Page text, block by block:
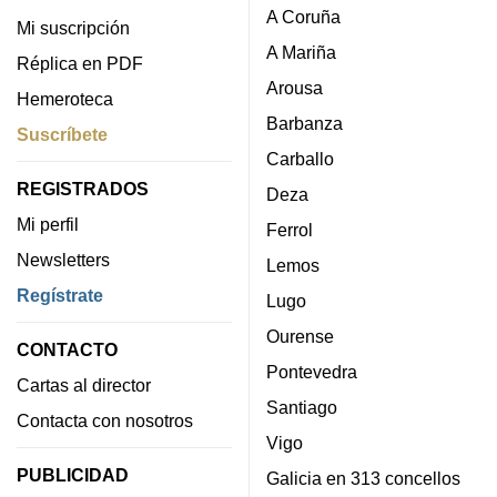
Mi suscripción
Réplica en PDF
Hemeroteca
Suscríbete
REGISTRADOS
Mi perfil
Newsletters
Regístrate
CONTACTO
Cartas al director
Contacta con nosotros
PUBLICIDAD
A Coruña
A Mariña
Arousa
Barbanza
Carballo
Deza
Ferrol
Lemos
Lugo
Ourense
Pontevedra
Santiago
Vigo
Galicia en 313 concellos